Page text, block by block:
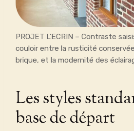
PROJET L’ECRIN – Contraste
couloir entre la rusticité
brique, et la modernité des
Les styles
base de départ